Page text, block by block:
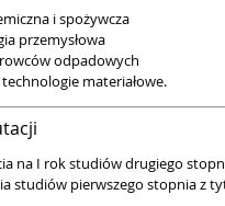
i spożywcza
przemysłowa
odpadowych
materiałowe.
na I rok studiów drugiego
studiów pierwszego stopnia z